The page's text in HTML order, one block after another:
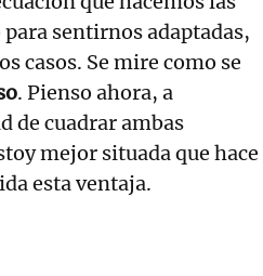
sentirnos adaptadas,
casos. Se mire como se
. Pienso ahora, a
de cuadrar ambas
mejor situada que hace
esta ventaja.